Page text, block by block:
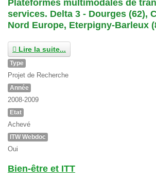
Plateformes multimodales de
services. Delta 3 - Dourges (62),
Nord Europe, Eterpigny-Barleux
Lire la suite...
Type
Projet de Recherche
Année
2008-2009
Etat
Achevé
ITW Webdoc
Oui
Bien-être et ITT